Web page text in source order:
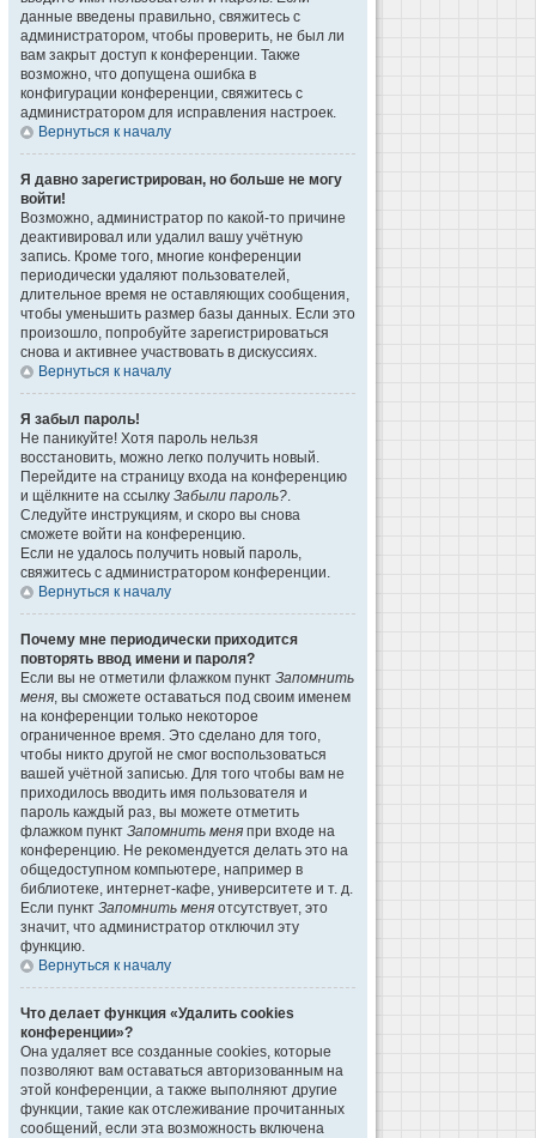
данные введены правильно, свяжитесь с
администратором, чтобы проверить, не был ли
вам закрыт доступ к конференции. Также
возможно, что допущена ошибка в
конфигурации конференции, свяжитесь с
администратором для исправления настроек.
Вернуться к началу
Я давно зарегистрирован, но больше не могу
войти!
Возможно, администратор по какой-то причине
деактивировал или удалил вашу учётную
запись. Кроме того, многие конференции
периодически удаляют пользователей,
длительное время не оставляющих сообщения,
чтобы уменьшить размер базы данных. Если это
произошло, попробуйте зарегистрироваться
снова и активнее участвовать в дискуссиях.
Вернуться к началу
Я забыл пароль!
Не паникуйте! Хотя пароль нельзя
восстановить, можно легко получить новый.
Перейдите на страницу входа на конференцию
и щёлкните на ссылку Забыли пароль?.
Следуйте инструкциям, и скоро вы снова
сможете войти на конференцию.
Если не удалось получить новый пароль,
свяжитесь с администратором конференции.
Вернуться к началу
Почему мне периодически приходится
повторять ввод имени и пароля?
Если вы не отметили флажком пункт Запомнить
меня, вы сможете оставаться под своим именем
на конференции только некоторое
ограниченное время. Это сделано для того,
чтобы никто другой не смог воспользоваться
вашей учётной записью. Для того чтобы вам не
приходилось вводить имя пользователя и
пароль каждый раз, вы можете отметить
флажком пункт Запомнить меня при входе на
конференцию. Не рекомендуется делать это на
общедоступном компьютере, например в
библиотеке, интернет-кафе, университете и т. д.
Если пункт Запомнить меня отсутствует, это
значит, что администратор отключил эту
функцию.
Вернуться к началу
Что делает функция «Удалить cookies
конференции»?
Она удаляет все созданные cookies, которые
позволяют вам оставаться авторизованным на
этой конференции, а также выполняют другие
функции, такие как отслеживание прочитанных
сообщений, если эта возможность включена